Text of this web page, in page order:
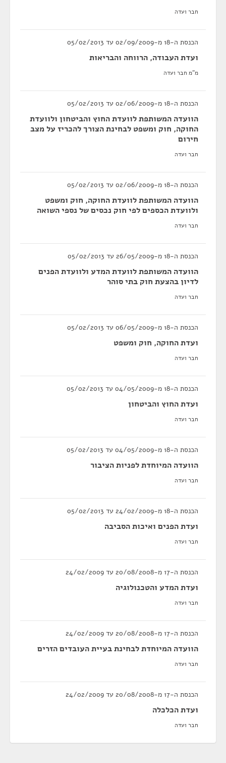
חבר ועדה
הכנסת ה-18 מ-02/09/2009 עד 05/02/2013
ועדת העבודה, הרווחה והבריאות
מ"מ חבר ועדה
הכנסת ה-18 מ-02/06/2009 עד 05/02/2013
הוועדה המשותפת לוועדת החוץ והביטחון ולוועדת
החוקה, חוק ומשפט לבחינת הצורך להכריז על מצב
חירום
חבר ועדה
הכנסת ה-18 מ-02/06/2009 עד 05/02/2013
הוועדה המשותפת לוועדת החוקה, חוק ומשפט
ולוועדת הכספים לפי חוק נכסים של נספי השואה
חבר ועדה
הכנסת ה-18 מ-26/05/2009 עד 05/02/2013
הוועדה המשותפת לוועדת המדע ולוועדת הפנים
לדיון בהצעת חוק בתי סוהר
חבר ועדה
הכנסת ה-18 מ-06/05/2009 עד 05/02/2013
ועדת החוקה, חוק ומשפט
חבר ועדה
הכנסת ה-18 מ-04/05/2009 עד 05/02/2013
ועדת החוץ והביטחון
חבר ועדה
הכנסת ה-18 מ-04/05/2009 עד 05/02/2013
הוועדה המיוחדת לפניות הציבור
חבר ועדה
הכנסת ה-18 מ-24/02/2009 עד 05/02/2013
ועדת הפנים ואיכות הסביבה
חבר ועדה
הכנסת ה-17 מ-20/08/2008 עד 24/02/2009
ועדת המדע והטכנולוגיה
חבר ועדה
הכנסת ה-17 מ-20/08/2008 עד 24/02/2009
הוועדה המיוחדת לבחינת בעיית העובדים הזרים
חבר ועדה
הכנסת ה-17 מ-20/08/2008 עד 24/02/2009
ועדת הכלכלה
חבר ועדה